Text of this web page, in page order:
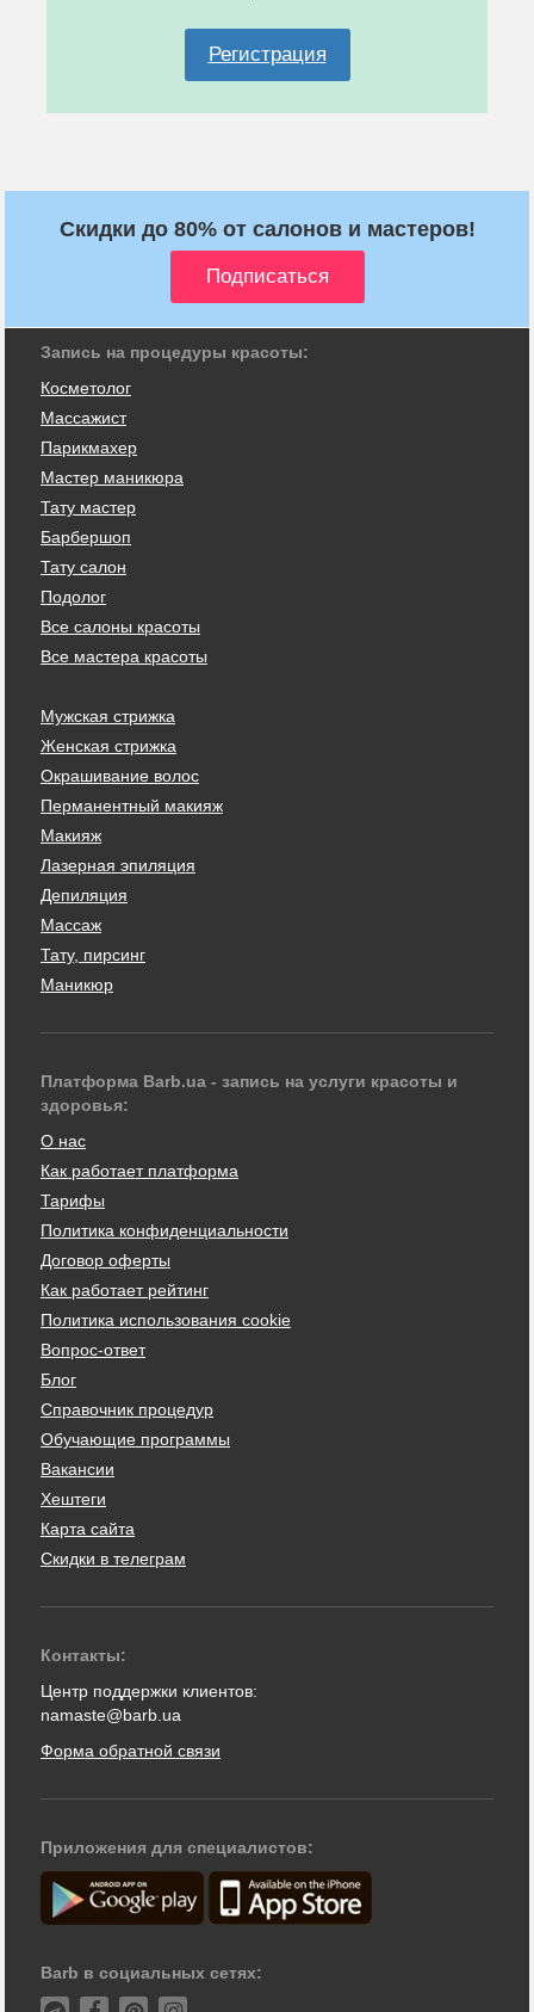
Регистрация
Скидки до 80% от салонов и мастеров!
Запись на процедуры красоты:
Косметолог
Массажист
Парикмахер
Мастер маникюра
Тату мастер
Барбершоп
Тату салон
Подолог
Все салоны красоты
Все мастера красоты
Мужская стрижка
Женская стрижка
Окрашивание волос
Перманентный макияж
Макияж
Лазерная эпиляция
Депиляция
Массаж
Тату, пирсинг
Маникюр
Платформа Barb.ua - запись на услуги красоты и
здоровья:
О нас
Как работает платформа
Тарифы
Политика конфиденциальности
Договор оферты
Как работает рейтинг
Политика использования cookie
Вопрос-ответ
Блог
Справочник процедур
Обучающие программы
Вакансии
Хештеги
Карта сайта
Скидки в телеграм
Контакты:
Центр поддержки клиентов:
namaste@barb.ua
Форма обратной связи
Приложения для специалистов:
Barb в социальных сетях: